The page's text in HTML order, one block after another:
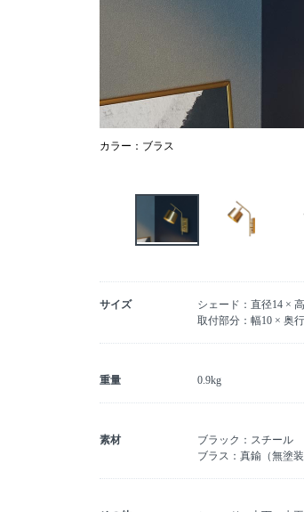
カラー：ブラス
サイズ
シェード：直径14 ×
取付部分：幅10 × 奥
重量 0.9kg
素材
ブラック：スチール
ブラス：真鍮（無塗装